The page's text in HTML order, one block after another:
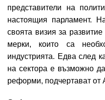
представители на
настоящия парламент.
своята визия за
мерки, които са
индустрията. Едва след
на сектора е възможно
реформи, подчертават от